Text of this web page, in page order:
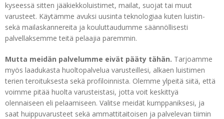
kyseessä sitten jääkiekkoluistimet, mailat, suojat tai muut
varusteet. Käytämme avuksi uusinta teknologiaa kuten luistin-
sekä mailaskannereita ja kouluttaudumme säännöllisesti
palvellaksemme teitä pelaajia paremmin.
Mutta meidän palvelumme eivät pääty tähän. Tarjoamme
myös laadukasta huoltopalvelua varusteillesi, alkaen luistimen
terien teroituksesta sekä profiloinnista. Olemme ylpeitä siitä, että
voimme pitää huolta varusteistasi, jotta voit keskittyä
olennaiseen eli pelaamiseen. Valitse meidät kumppaniksesi, ja
saat huippuvarusteet sekä ammattitaitoisen ja palvelevan tiimin